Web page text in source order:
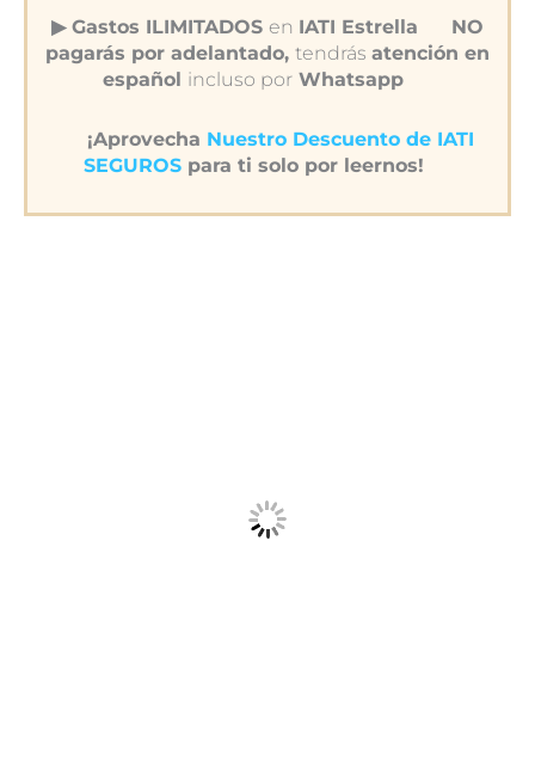
▶︎ Gastos ILIMITADOS en IATI Estrella
NO
pagarás por adelantado, tendrás atención en
español incluso por Whatsapp
¡Aprovecha Nuestro Descuento de IATI
SEGUROSpara ti solo por leernos!